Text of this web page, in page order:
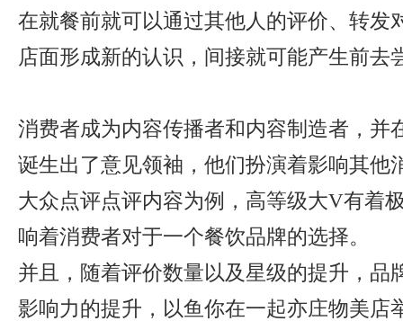
在就餐前就可以通过其他人的评价、转发
店面形成新的认识，间接就可能产生前去
消费者成为内容传播者和内容制造者，并
诞生出了意见领袖，他们扮演着影响其他
大众点评点评内容为例，高等级大V有着
响着消费者对于一个餐饮品牌的选择。
并且，随着评价数量以及星级的提升，品
影响力的提升，以鱼你在一起亦庄物美店